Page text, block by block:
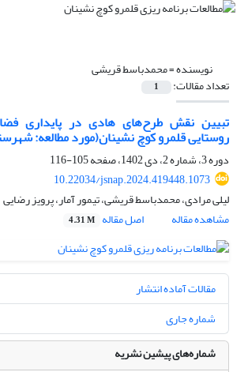
نویسنده =محمدباسط قریشی
تعداد مقالات: 1
تبیین نقش طرح‌های هادی در پایداری
روستایی قلمرو کوچ نشینان(مورد مطالعه:
دوره 3، شماره 2، دی 1402، صفحه
105-116
10.22034/jsnap.2024.419448.1073
لیلی مرادی، محمدباسط قریشی، تیمور آمار، پرویز رضایی
مشاهده مقاله
اصل مقاله 4.31 M
مقالات آماده انتشار
شماره جاری
شماره‌های پیشین نشریه